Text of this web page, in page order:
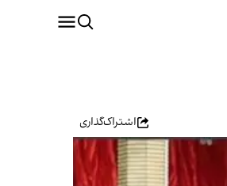
اشتراک‌گذاری